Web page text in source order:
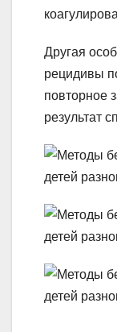
Другая
рецидивы
повторное
результат